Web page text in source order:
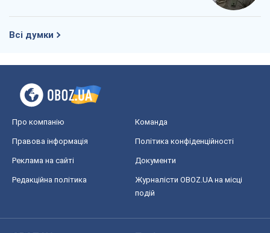
Всі думки
Про компанію Команда
Правова інформація Політика конфіденційності
Реклама на сайті Документи
Редакційна політика
Журналісти OBOZ.UA на місці
подій